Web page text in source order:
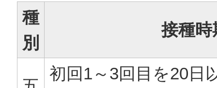
種
別
接種時
初回1～3回目を20日